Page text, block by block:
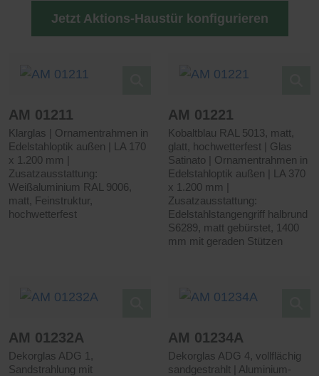
Jetzt Aktions-Haustür konfigurieren
AM 01211
Klarglas | Ornamentrahmen in
Edelstahloptik außen | LA 170
x 1.200 mm |
Zusatzausstattung:
Weißaluminium RAL 9006,
matt, Feinstruktur,
hochwetterfest
AM 01221
Kobaltblau RAL 5013, matt,
glatt, hochwetterfest | Glas
Satinato | Ornamentrahmen in
Edelstahloptik außen | LA 370
x 1.200 mm |
Zusatzausstattung:
Edelstahlstangengriff halbrund
S6289, matt gebürstet, 1400
mm mit geraden Stützen
AM 01232A
Dekorglas ADG 1,
Sandstrahlung mit
AM 01234A
Dekorglas ADG 4, vollflächig
sandgestrahlt | Aluminium-